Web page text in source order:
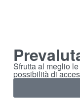
Sfrutta al meglio
possibilità di